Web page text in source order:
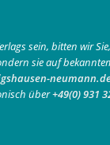
sein, bitten wir
sie auf
über+49(0) 931